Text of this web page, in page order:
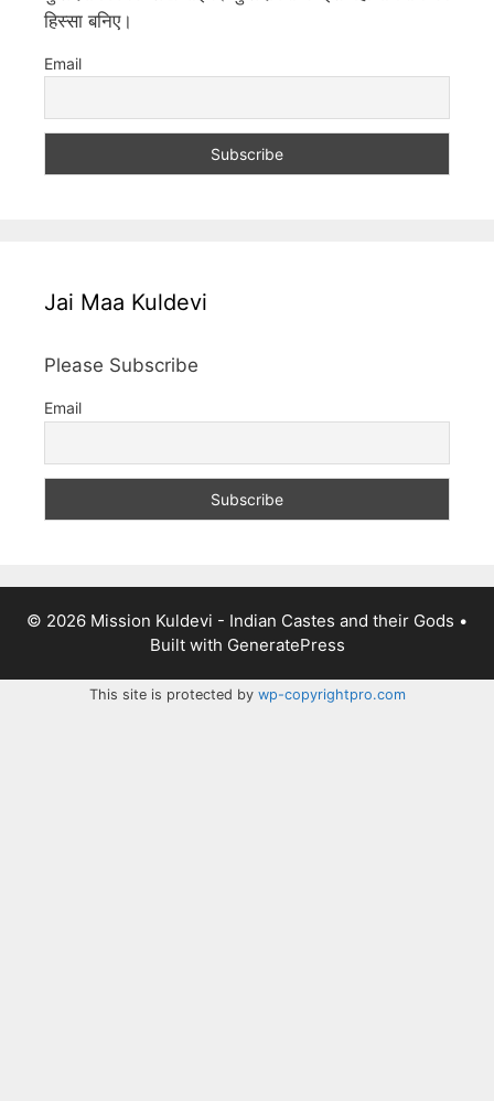
हिस्सा बनिए।
Email
Jai Maa Kuldevi
Please Subscribe
Email
© 2026 Mission Kuldevi - Indian Castes and their Gods •
Built with GeneratePress
This site is protected by wp-copyrightpro.com